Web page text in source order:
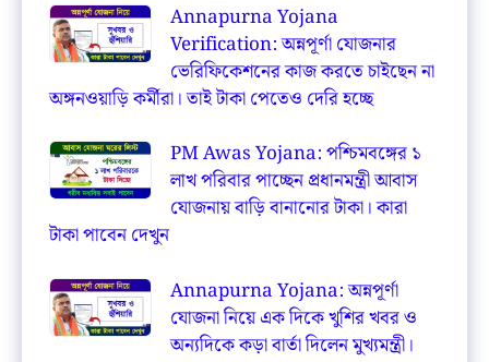
Annapurna Yojana
Verification: অন্নপূর্ণা যোজনার
ভেরিফিকেশনের কাজ করতে চাইছেন না
অঙ্গনওয়াড়ি কর্মীরা। তাই টাকা পেতেও দেরি হচ্ছে
PM Awas Yojana: পশ্চিমবঙ্গের ১
লাখ পরিবার পাচ্ছেন প্রধানমন্ত্রী আবাস
যোজনায় বাড়ি বানানোর টাকা। কারা
টাকা পাবেন দেখুন
Annapurna Yojana: অন্নপূর্ণা
যোজনা নিয়ে এক দিকে খুশির খবর ও
অন্যদিকে কড়া বার্তা দিলেন মুখ্যমন্ত্রী।